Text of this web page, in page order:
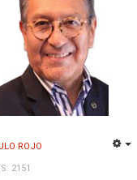
ROJO
2151